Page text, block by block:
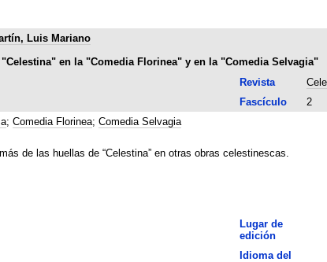
Luis Mariano
"Celestina" en la "Comedia Florinea" y en la "Comedia Selvagia"
Revista
Fascículo 2
; Comedia Florinea; Comedia Selvagia
de las huellas de “Celestina” en otras obras celestinescas.
Lugar de
edición
Idioma del